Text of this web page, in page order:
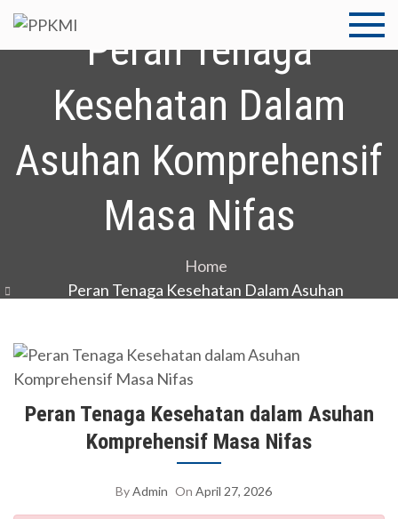
Skip
PPKMI
Pusat Pengembangan
Kompetensi Medistra
Peran Tenaga
Kesehatan Dalam
Asuhan Komprehensif
Masa Nifas
Home
Peran Tenaga Kesehatan Dalam Asuhan
Peran Tenaga Kesehatan dalam Asuhan
Komprehensif Masa Nifas
ByAdmin On April 27, 2026